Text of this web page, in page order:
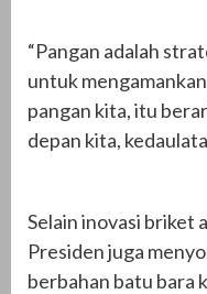
“Pangan adalah
untuk
pangan kita, itu
depan kita,
Selain inovasi briket
Presiden juga
berbahan batu bara